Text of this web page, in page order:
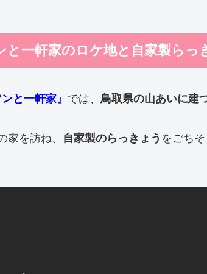
と一軒家のロケ地と自家製らっ
ンと一軒家』 では、 鳥取県の山あいに建
家を訪ね、 自家製のらっきょう をごち